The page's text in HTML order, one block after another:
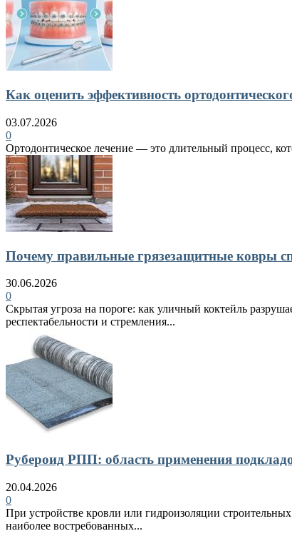
Как оценить эффективность
03.07.2026
0
Ортодонтическое лечение — это длительный процесс,
Почему правильные грязезащитные ковры
30.06.2026
0
Скрытая угроза на пороге: как уличный коктейль
респектабельности и стремления...
Рубероид РПП: область применения
20.04.2026
0
При устройстве кровли или гидроизоляции
наиболее востребованных...